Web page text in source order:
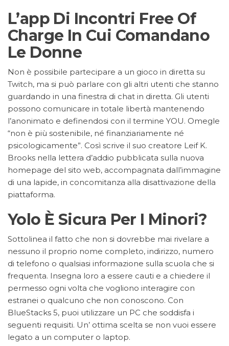
L’app Di Incontri Free Of
Charge In Cui Comandano
Le Donne
Non è possibile partecipare a un gioco in diretta su
Twitch, ma si può parlare con gli altri utenti che stanno
guardando in una finestra di chat in diretta. Gli utenti
possono comunicare in totale libertà mantenendo
l’anonimato e definendosi con il termine YOU. Omegle
“non è più sostenibile, né finanziariamente né
psicologicamente”. Così scrive il suo creatore Leif K.
Brooks nella lettera d’addio pubblicata sulla nuova
homepage del sito web, accompagnata dall’immagine
di una lapide, in concomitanza alla disattivazione della
piattaforma.
Yolo È Sicura Per I Minori?
Sottolinea il fatto che non si dovrebbe mai rivelare a
nessuno il proprio nome completo, indirizzo, numero
di telefono o qualsiasi informazione sulla scuola che si
frequenta. Insegna loro a essere cauti e a chiedere il
permesso ogni volta che vogliono interagire con
estranei o qualcuno che non conoscono. Con
BlueStacks 5, puoi utilizzare un PC che soddisfa i
seguenti requisiti. Un’ ottima scelta se non vuoi essere
legato a un computer o laptop.